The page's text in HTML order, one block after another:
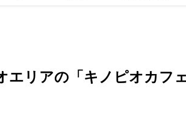
エリアの「キノピオカフ